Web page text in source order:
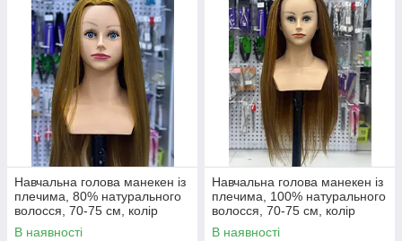
Навчальна голова манекен із
плечима, 80% натурального
волосся, 70-75 см, колір
золото
В наявності
Навчальна голова манекен із
плечима, 100% натурального
волосся, 70-75 см, колір
золото
В наявності